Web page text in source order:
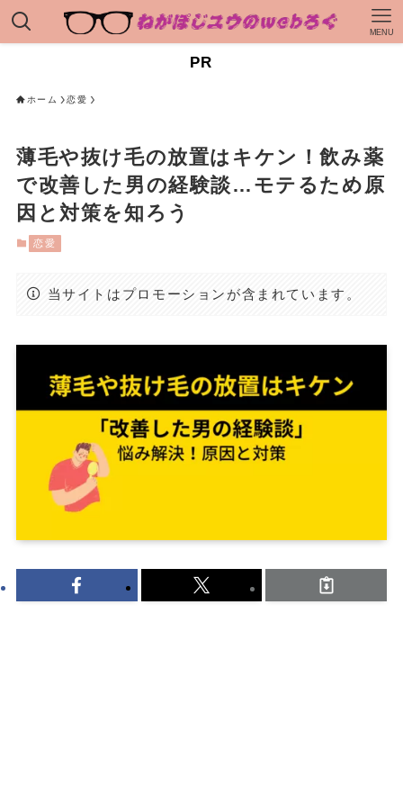
MENU
PR
ホーム 恋愛
薄毛や抜け毛の放置はキケン！飲み薬
で改善した男の経験談…モテるため原
因と対策を知ろう
恋愛
当サイトはプロモーションが含まれています。